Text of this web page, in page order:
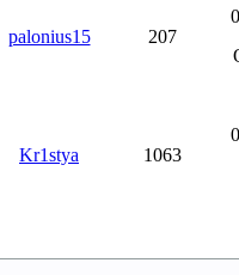
palonius15 207
Kr1stya 1063